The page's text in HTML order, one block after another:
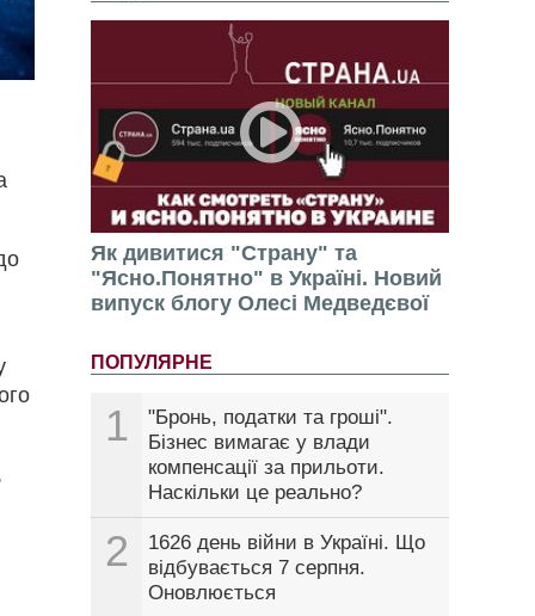
Як дивитися "Страну" та
"Ясно.Понятно" в Україні. Новий
випуск блогу Олесі Медведєвої
ПОПУЛЯРНЕ
1
"Бронь, податки та гроші".
Бізнес вимагає у влади
компенсації за прильоти.
Наскільки це реально?
2
1626 день війни в Україні. Що
відбувається 7 серпня.
Оновлюється